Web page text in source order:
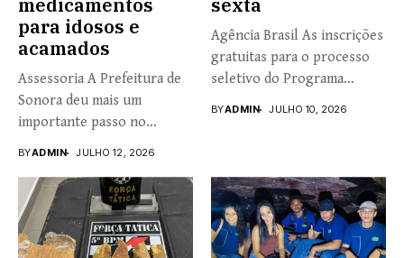
medicamentos
para idosos e
acamados
Assessoria A Prefeitura de
Sonora deu mais um
importante passo no
BYADMIN JULHO 12, 2026
sexta
Agência Brasil As inscrições
gratuitas para o processo
seletivo do Programa
BYADMIN JULHO 10, 2026